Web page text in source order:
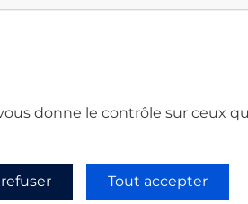
donne le contrôle sur ceux
Tout accepter
Le